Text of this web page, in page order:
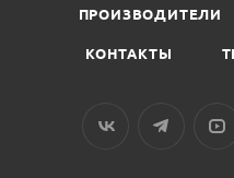
ПРОИЗВОДИТЕЛИ
КОНТАКТЫ